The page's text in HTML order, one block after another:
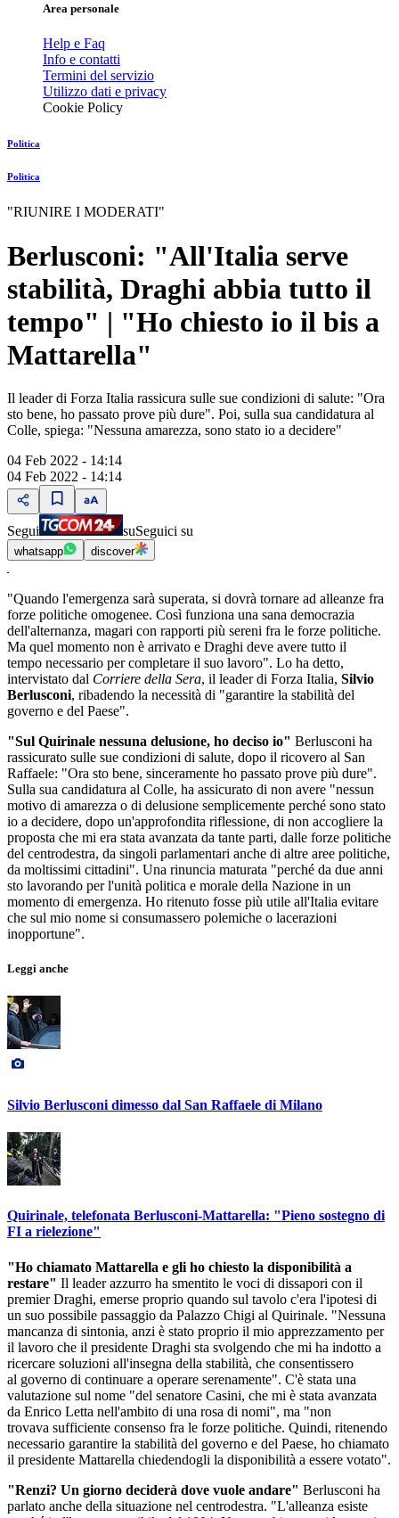
Area personale
Help e Faq
Info e contatti
Termini del servizio
Utilizzo dati e privacy
Cookie Policy
Politica
Politica
"RIUNIRE I MODERATI"
Berlusconi: "All'Italia serve
stabilità, Draghi abbia tutto il
tempo" | "Ho chiesto io il bis a
Mattarella"
Il leader di Forza Italia rassicura sulle sue condizioni di salute: "Ora
sto bene, ho passato prove più dure". Poi, sulla sua candidatura al
Colle, spiega: "Nessuna amarezza, sono stato io a decidere"
04 Feb 2022 - 14:14
04 Feb 2022 - 14:14
Segui suSeguici su
whatsapp discover
"Quando l'emergenza sarà superata, si dovrà tornare ad alleanze fra
forze politiche omogenee. Così funziona una sana democrazia
dell'alternanza, magari con rapporti più sereni fra le forze politiche.
Ma quel momento non è arrivato e Draghi deve avere tutto il
tempo necessario per completare il suo lavoro". Lo ha detto,
intervistato dal Corriere della Sera, il leader di Forza Italia, Silvio
Berlusconi, ribadendo la necessità di "garantire la stabilità del
governo e del Paese".
"Sul Quirinale nessuna delusione, ho deciso io" Berlusconi ha
rassicurato sulle sue condizioni di salute, dopo il ricovero al San
Raffaele: "Ora sto bene, sinceramente ho passato prove più dure".
Sulla sua candidatura al Colle, ha assicurato di non avere "nessun
motivo di amarezza o di delusione semplicemente perché sono stato
io a decidere, dopo un'approfondita riflessione, di non accogliere la
proposta che mi era stata avanzata da tante parti, dalle forze politiche
del centrodestra, da singoli parlamentari anche di altre aree politiche,
da moltissimi cittadini". Una rinuncia maturata "perché da due anni
sto lavorando per l'unità politica e morale della Nazione in un
momento di emergenza. Ho ritenuto fosse più utile all'Italia evitare
che sul mio nome si consumassero polemiche o lacerazioni
inopportune".
Leggi anche
Silvio Berlusconi dimesso dal San Raffaele di Milano
Quirinale, telefonata Berlusconi-Mattarella: "Pieno sostegno di
FI a rielezione"
"Ho chiamato Mattarella e gli ho chiesto la disponibilità a
restare" Il leader azzurro ha smentito le voci di dissapori con il
premier Draghi, emerse proprio quando sul tavolo c'era l'ipotesi di
un suo possibile passaggio da Palazzo Chigi al Quirinale. "Nessuna
mancanza di sintonia, anzi è stato proprio il mio apprezzamento per
il lavoro che il presidente Draghi sta svolgendo che mi ha indotto a
ricercare soluzioni all'insegna della stabilità, che consentissero
al governo di continuare a operare serenamente". C'è stata una
valutazione sul nome "del senatore Casini, che mi è stata avanzata
da Enrico Letta nell'ambito di una rosa di nomi", ma "non
trovava sufficiente consenso fra le forze politiche. Quindi, ritenendo
necessario garantire la stabilità del governo e del Paese, ho chiamato
il presidente Mattarella chiedendogli la disponibilità a essere votato".
"Renzi? Un giorno deciderà dove vuole andare" Berlusconi ha
parlato anche della situazione nel centrodestra. "L'alleanza esiste